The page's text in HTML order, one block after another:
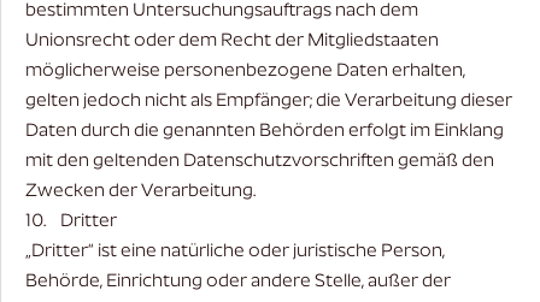
bestimmten Untersuchungsauftrags nach dem
Unionsrecht oder dem Recht der Mitgliedstaaten
möglicherweise personenbezogene Daten erhalten,
gelten jedoch nicht als Empfänger; die Verarbeitung dieser
Daten durch die genannten Behörden erfolgt im Einklang
mit den geltenden Datenschutzvorschriften gemäß den
Zwecken der Verarbeitung.
10. Dritter
„Dritter“ ist eine natürliche oder juristische Person,
Behörde, Einrichtung oder andere Stelle, außer der